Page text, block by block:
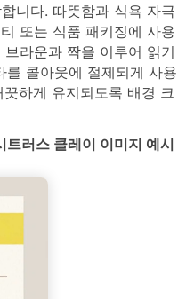
니다. 따뜻함과 식욕 자극
또는 식품 패키징에 사용
라운과 짝을 이루어 읽기
를 콜아웃에 절제되게 사용
하게 유지되도록 배경 크
러스 클레이 이미지 예시